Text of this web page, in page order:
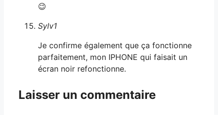
😉
Sylv1
Je confirme également que ça fonctionne
parfaitement, mon IPHONE qui faisait un
écran noir refonctionne.
Laisser un commentaire